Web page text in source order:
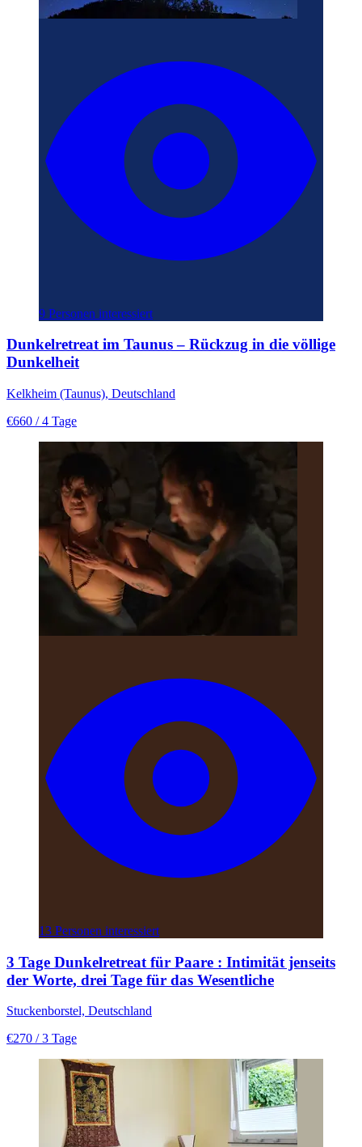
9 Personen interessiert
Dunkelretreat im Taunus – Rückzug in die völlige
Dunkelheit
Kelkheim (Taunus), Deutschland
€660 / 4 Tage
13 Personen interessiert
3 Tage Dunkelretreat für Paare : Intimität jenseits
der Worte, drei Tage für das Wesentliche
Stuckenborstel, Deutschland
€270 / 3 Tage